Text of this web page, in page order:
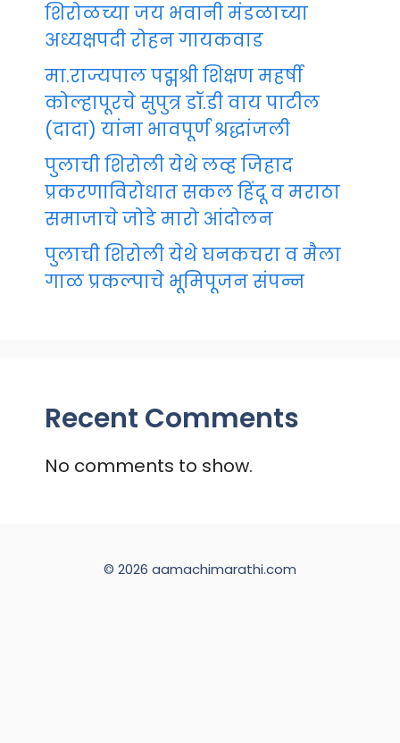
शिरोळच्या जय भवानी मंडळाच्या
अध्यक्षपदी रोहन गायकवाड
मा.राज्यपाल पद्मश्री शिक्षण महर्षी
कोल्हापूरचे सुपुत्र डॉ.डी वाय पाटील
(दादा) यांना भावपूर्ण श्रद्धांजली
पुलाची शिरोली येथे लव्ह जिहाद
प्रकरणाविरोधात सकल हिंदू व मराठा
समाजाचे जोडे मारो आंदोलन
पुलाची शिरोली येथे घनकचरा व मैला
गाळ प्रकल्पाचे भूमिपूजन संपन्न
Recent Comments
No comments to show.
© 2026 aamachimarathi.com